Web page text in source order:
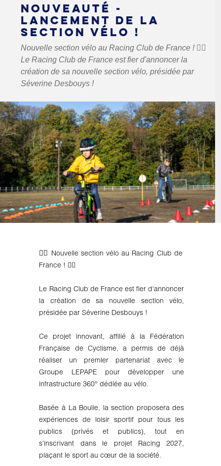
NOUVEAUTÉ -
LANCEMENT DE LA
SECTION VÉLO !
Nouvelle section vélo au Racing Club de France ! 🚴‍♂️
Le Racing Club de France est fier d'annoncer la
création de sa nouvelle section vélo, présidée par
Séverine Desbouys !
🚴‍♀️ Nouvelle section vélo au Racing Club de
France ! 🚴‍♂️
Le Racing Club de France est fier d'annoncer
la création de sa nouvelle section vélo,
présidée par Séverine Desbouys !
Ce projet innovant, affilié à la Fédération
Française de Cyclisme, a permis de déjà
réaliser un premier partenariat avec le
Groupe LEPAPE pour développer une
infrastructure 360° dédiée au vélo.
Basée à La Boulie, la section proposera des
expériences de loisir sportif pour tous les
publics (privés et publics), tout en
s’inscrivant dans le projet Racing 2027,
plaçant le sport au cœur de la société.